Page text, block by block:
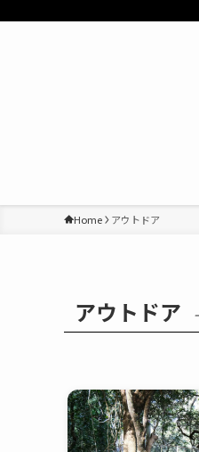
Home アウトドア
アウトドア